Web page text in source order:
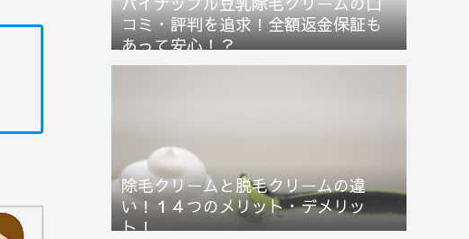
コミ・評判を追求！全額返金保証も
あって安心！？
除毛クリームと脱毛クリームの違
い！１４つのメリット・デメリッ
ト！